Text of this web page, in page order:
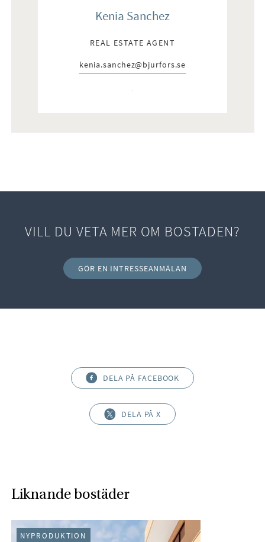
Kenia Sanchez
REAL ESTATE AGENT
E-post:
kenia.sanchez@bjurfors.se
Telefon:
VILL DU VETA MER OM BOSTADEN?
GÖR EN INTRESSEANMÄLAN
DELA PÅ FACEBOOK
DELA PÅ X
Liknande bostäder
NYPRODUKTION